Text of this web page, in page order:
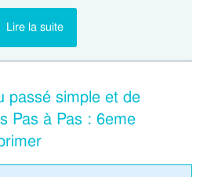
Lire la suite
passé simple et de
Pas à Pas : 6eme